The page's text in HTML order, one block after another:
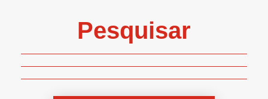
Pesquisar